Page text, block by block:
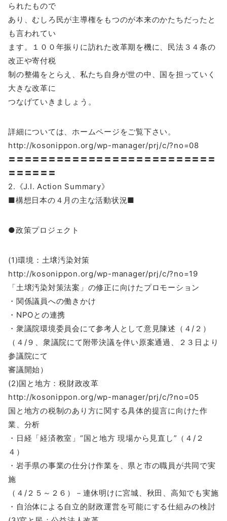
られたもので
あり、むしろ民が主導権をもつのが本来のかたちだったと
も言われてい
ます。１００年振りに訪れた改革期を機に、民法３４条の
改正や寄付税
制の整備をとらえ、私たち自身が世の中、国を担っていく
大きな改革に
つなげていきましょう。
詳細については、ホームページをご覧下さい。
http://kosonippon.org/wp-manager/prj/c/?no=08
〓〓〓〓〓〓〓〓〓〓〓〓〓〓〓〓〓〓〓〓〓〓〓〓〓〓
〓〓〓〓〓〓
2.《J.I. Action Summary》
■構想日本の４月の主な活動状況■
●政策プロジェクト
(1)環境：土壌汚染対策
http://kosonippon.org/wp-manager/prj/c/?no=19
「土壌汚染対策法案」の修正に向けたプロモーション
・関係議員への働きかけ
・NPOとの連携
・衆議院環境委員会にて参考人として意見陳述（４/２）
（４/９、衆議院にて附帯決議を伴い原案通過、２３日より
参議院にて
審議開始）
(2)国と地方：税財政改革
http://kosonippon.org/wp-manager/prj/c/?no=05
国と地方の税制のあり方に関する具体的提言に向けた作
業、分析
・日経「経済教室」“国と地方 現場から見直し”（４/２
４）
・岩手県の事業の仕分け作業を、県と市の職員が共同で実
施
（４/２５～２６）－連休明けに宮城、秋田、高知でも実施
・自治体による自立的財政運営を可能にする仕組みの検討